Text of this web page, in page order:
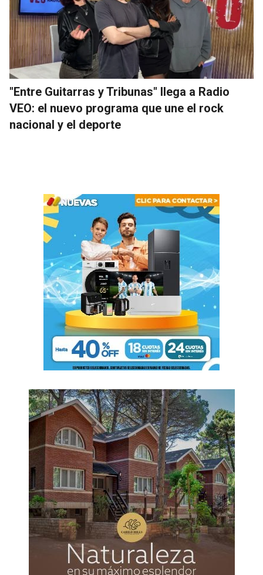
"Entre Guitarras y Tribunas" llega a Radio
VEO: el nuevo programa que une el rock
nacional y el deporte